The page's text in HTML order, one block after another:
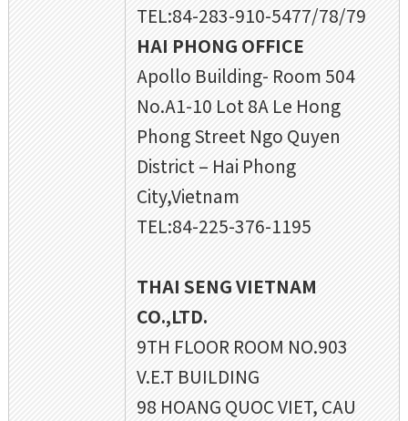
TEL:84-283-910-5477/78/79
HAI PHONG OFFICE
Apollo Building- Room 504
No.A1-10 Lot 8A Le Hong
Phong Street Ngo Quyen
District – Hai Phong
City,Vietnam
TEL:84-225-376-1195
THAI SENG VIETNAM
CO.,LTD.
9TH FLOOR ROOM NO.903
V.E.T BUILDING
98 HOANG QUOC VIET, CAU